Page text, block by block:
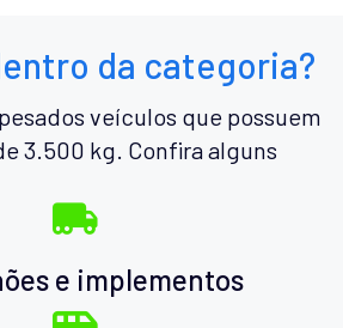
da categoria?
veículos que possuem
3.500 kg. Confira alguns
e implementos